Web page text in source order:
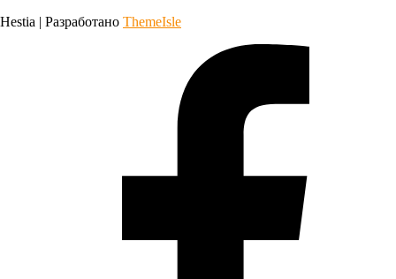
Hestia | Разработано ThemeIsle